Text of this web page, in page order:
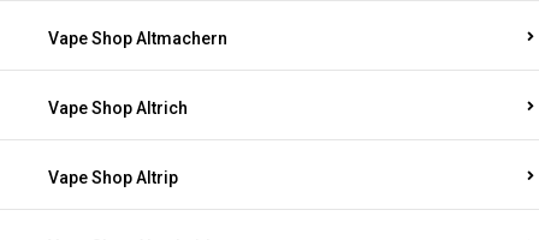
Vape Shop Altmachern
Vape Shop Altrich
Vape Shop Altrip